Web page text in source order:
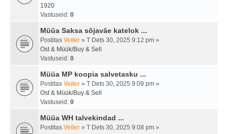
1920
Vastuseid: 0
Müüa Saksa sõjaväe katelok ...
Postitas Veiler » T Dets 30, 2025 9:12 pm »
Ost & Müük/Buy & Sell
Vastuseid: 0
Müüa MP koopia salvetasku ...
Postitas Veiler » T Dets 30, 2025 9:09 pm »
Ost & Müük/Buy & Sell
Vastuseid: 0
Müüa WH talvekindad ...
Postitas Veiler » T Dets 30, 2025 9:08 pm »